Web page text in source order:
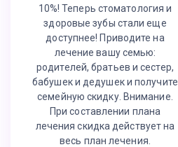
10%! Теперь стоматология и
здоровые зубы стали еще
доступнее! Приводите на
лечение вашу семью:
родителей, братьев и сестер,
бабушек и дедушек и получите
семейную скидку. Внимание.
При составлении плана
лечения скидка действует на
весь план лечения.